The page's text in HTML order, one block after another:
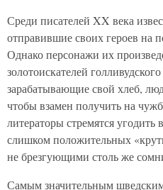
Среди писателей XX века
отправившие своих героев
Однако персонажи их
золотоискателей
зарабатывающие свой хлеб,
чтобы взамен получить на
литераторы стремятся
слишком положительных
не брезгующими столь же
Самым значительным